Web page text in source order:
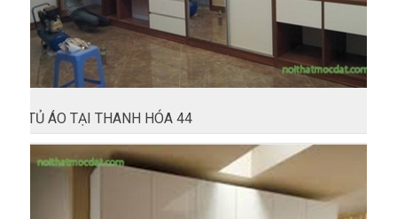
TỦ ÁO TẠI THANH HÓA 44